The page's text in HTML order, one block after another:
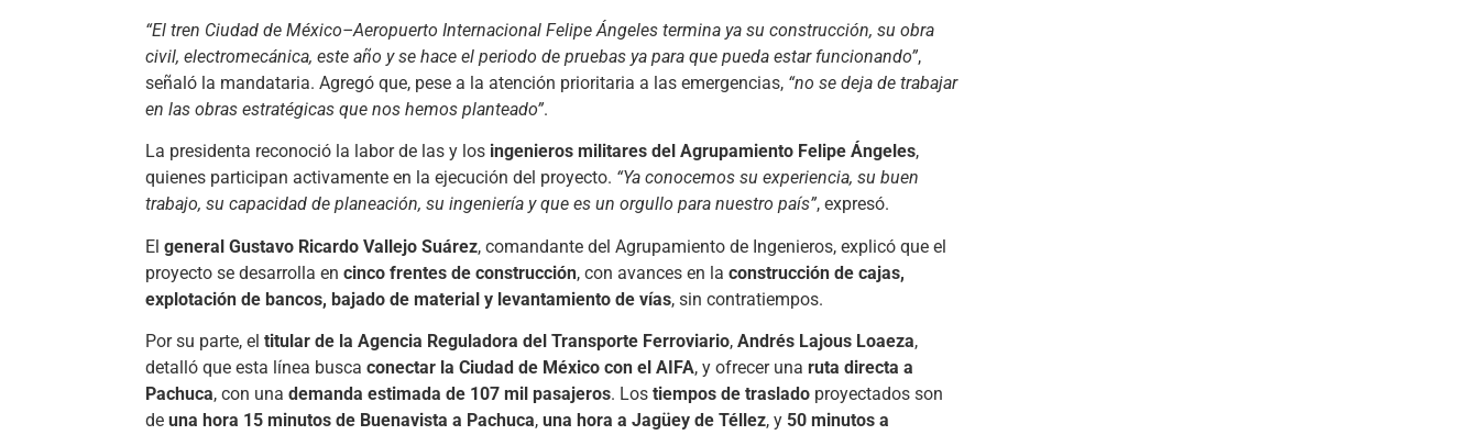
“El tren Ciudad de México–Aeropuerto Internacional Felipe Ángeles termina ya su construcción, su obra
civil, electromecánica, este año y se hace el periodo de pruebas ya para que pueda estar funcionando”,
señaló la mandataria. Agregó que, pese a la atención prioritaria a las emergencias, “no se deja de trabajar
en las obras estratégicas que nos hemos planteado”.
La presidenta reconoció la labor de las y los ingenieros militares del Agrupamiento Felipe Ángeles,
quienes participan activamente en la ejecución del proyecto. “Ya conocemos su experiencia, su buen
trabajo, su capacidad de planeación, su ingeniería y que es un orgullo para nuestro país”, expresó.
El general Gustavo Ricardo Vallejo Suárez, comandante del Agrupamiento de Ingenieros, explicó que el
proyecto se desarrolla en cinco frentes de construcción, con avances en la construcción de cajas,
explotación de bancos, bajado de material y levantamiento de vías, sin contratiempos.
Por su parte, el titular de la Agencia Reguladora del Transporte Ferroviario, Andrés Lajous Loaeza,
detalló que esta línea busca conectar la Ciudad de México con el AIFA, y ofrecer una ruta directa a
Pachuca, con una demanda estimada de 107 mil pasajeros. Los tiempos de traslado proyectados son
de una hora 15 minutos de Buenavista a Pachuca, una hora a Jagüey de Téllez, y 50 minutos a